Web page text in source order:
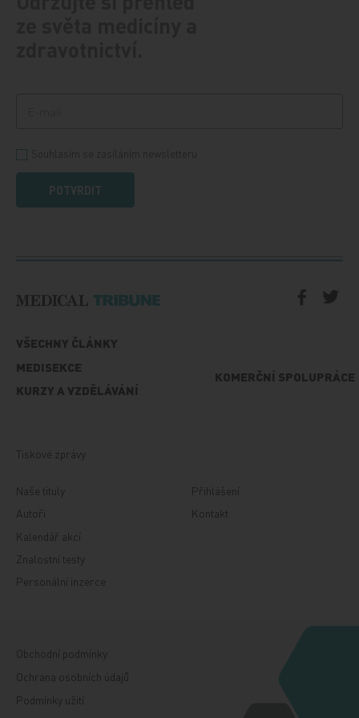
POTVRDIT
VŠECHNY ČLÁNKY
MEDISEKCE
KURZY A VZDĚLÁVÁNÍ
KOMERČNÍ SPOLUPRÁCE
Tiskové zprávy
Naše tituly
Autoři
Kalendář akcí
Znalostní testy
Personální inzerce
Přihlášení
Kontakt
Obchodní podmínky
Ochrana osobních údajů
Podmínky užití